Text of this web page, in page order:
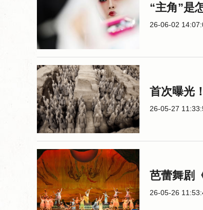
“主角”是
26-06-02
首次曝光
26-05-27
芭蕾舞剧
26-05-26